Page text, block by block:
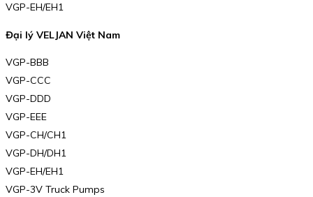
VGP-EH/EH1
Đại lý VELJAN Việt Nam
VGP-BBB
VGP-CCC
VGP-DDD
VGP-EEE
VGP-CH/CH1
VGP-DH/DH1
VGP-EH/EH1
VGP-3V Truck Pumps